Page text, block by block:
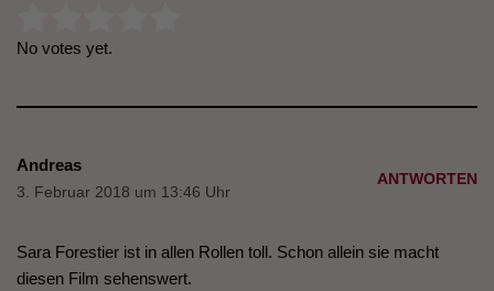
No votes yet.
Andreas
3. Februar 2018 um 13:46 Uhr
ANTWORTEN
Sara Forestier ist in allen Rollen toll. Schon allein sie macht
diesen Film sehenswert.